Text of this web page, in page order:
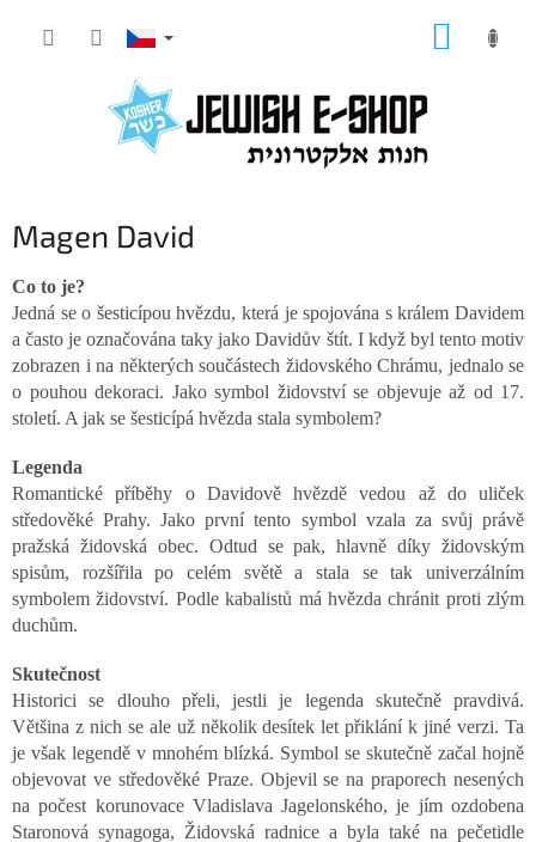
Magen David
Co to je?
Jedná se o šesticípou hvězdu, která je spojována s králem Davidem
a často je označována taky jako Davidův štít. I když byl tento motiv
zobrazen i na některých součástech židovského Chrámu, jednalo se
o pouhou dekoraci. Jako symbol židovství se objevuje až od 17.
století. A jak se šesticípá hvězda stala symbolem?
Legenda
Romantické příběhy o Davidově hvězdě vedou až do uliček
středověké Prahy. Jako první tento symbol vzala za svůj právě
pražská židovská obec. Odtud se pak, hlavně díky židovským
spisům, rozšířila po celém světě a stala se tak univerzálním
symbolem židovství. Podle kabalistů má hvězda chránit proti zlým
duchům.
Skutečnost
Historici se dlouho přeli, jestli je legenda skutečně pravdivá.
Většina z nich se ale už několik desítek let přiklání k jiné verzi. Ta
je však legendě v mnohém blízká. Symbol se skutečně začal hojně
objevovat ve středověké Praze. Objevil se na praporech nesených
na počest korunovace Vladislava Jagelonského, je jím ozdobena
Staronová synagoga, Židovská radnice a byla také na pečetidle